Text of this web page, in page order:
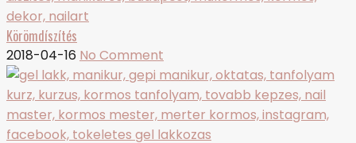
Körömdíszítés
2018-04-16 No Comment